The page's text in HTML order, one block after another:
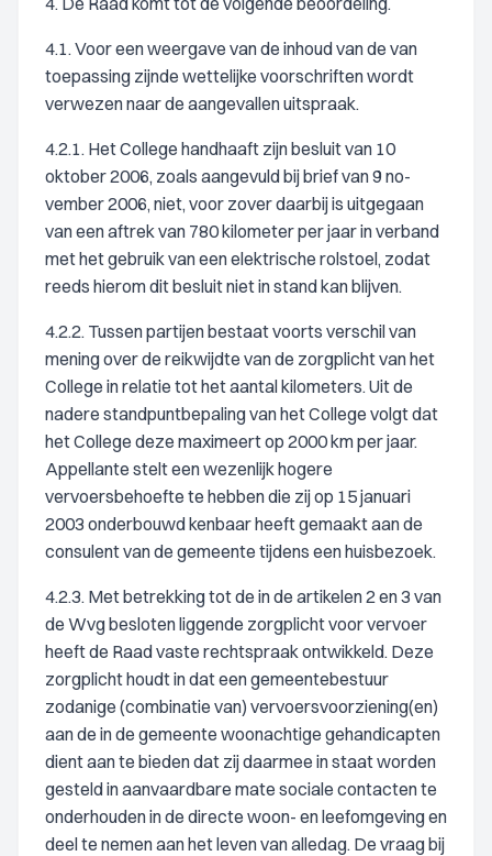
4.1. Voor een weergave van de inhoud van de van
toepassing zijnde wettelijke voorschriften wordt
verwezen naar de aangevallen uitspraak.
4.2.1. Het College handhaaft zijn besluit van 10
oktober 2006, zoals aangevuld bij brief van 9 no-
vember 2006, niet, voor zover daarbij is uitgegaan
van een aftrek van 780 kilometer per jaar in verband
met het gebruik van een elektrische rolstoel, zodat
reeds hierom dit besluit niet in stand kan blijven.
4.2.2. Tussen partijen bestaat voorts verschil van
mening over de reikwijdte van de zorgplicht van het
College in relatie tot het aantal kilometers. Uit de
nadere standpuntbepaling van het College volgt dat
het College deze maximeert op 2000 km per jaar.
Appellante stelt een wezenlijk hogere
vervoersbehoefte te hebben die zij op 15 januari
2003 onderbouwd kenbaar heeft gemaakt aan de
consulent van de gemeente tijdens een huisbezoek.
4.2.3. Met betrekking tot de in de artikelen 2 en 3 van
de Wvg besloten liggende zorgplicht voor vervoer
heeft de Raad vaste rechtspraak ontwikkeld. Deze
zorgplicht houdt in dat een gemeentebestuur
zodanige (combinatie van) vervoersvoorziening(en)
aan de in de gemeente woonachtige gehandicapten
dient aan te bieden dat zij daarmee in staat worden
gesteld in aanvaardbare mate sociale contacten te
onderhouden in de directe woon- en leefomgeving en
deel te nemen aan het leven van alledag. De vraag bij